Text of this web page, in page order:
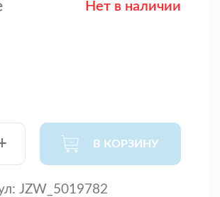
Нет в наличии
В КОРЗИНУ
JZW_5019782